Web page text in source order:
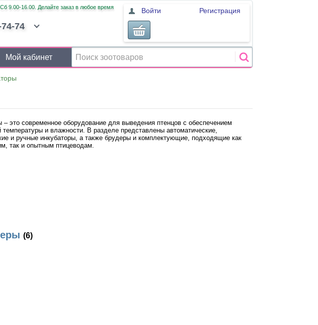
9.00-16.00. Делайте заказ в любое время
74
Войти Регистрация
Мой кабинет
– это современное оборудование для выведения птенцов с обеспечением
температуры и влажности. В разделе представлены автоматические,
и ручные инкубаторы, а также брудеры и комплектующие, подходящие как
так и опытным птицеводам.
(6)